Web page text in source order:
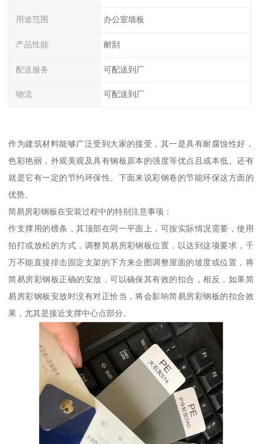
用途范围 办公室墙板
产品性能 耐刮
配送服务 可配送到厂
物流 可配送到厂
作为建筑材料能够广泛受到大家的接受，其一是具有耐腐蚀性好，
色彩艳丽，外观美观及具有钢板原本的强度等优点且成本低。还有
就是它有一定的节约环保性。下面来说彩钢卷的节能环保这方面的
优势。
简易房彩钢板在安装过程中的特别注意事项：
作支撑用的檩条，其顶部在同一平面上，可按实际情况需要，使用
拍打或放松的方式，调整简易房彩钢板位置，以达到这项要求，千
万不能直接排击固定支架的下方来企图调整屋面的坡度或位置，将
简易房彩钢板正确的安放，可以确保其有效的扣合，相反，如果简
易房彩钢板安放时没有对正恰当，将会影响简易房彩钢板的扣合效
果，尤其是接近支撑中心点部分。